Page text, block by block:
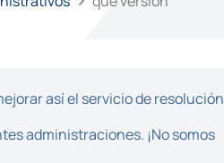
así el servicio de resolución
administraciones. ¡No somos